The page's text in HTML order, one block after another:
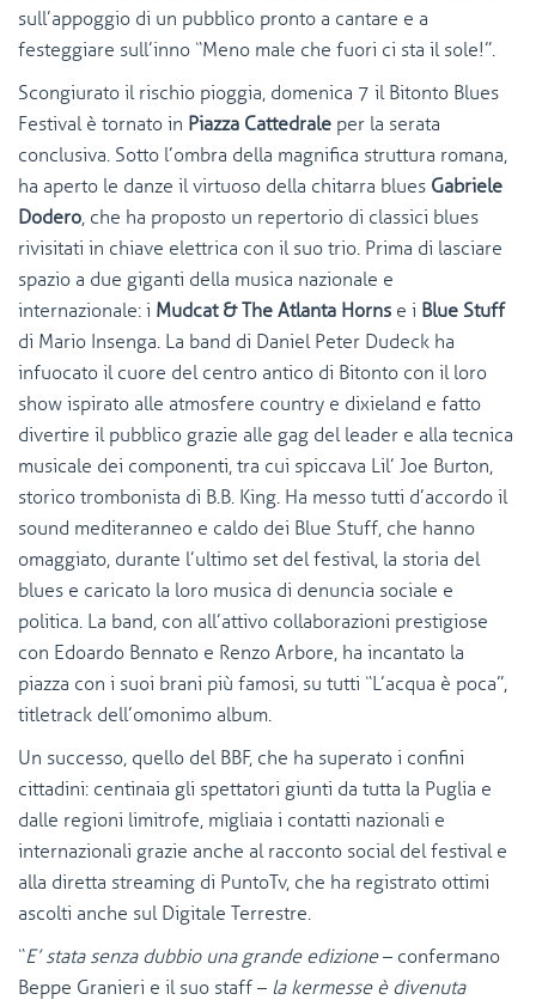
sull’appoggio di un pubblico pronto a cantare e a
festeggiare sull’inno “Meno male che fuori ci sta il sole!”.
Scongiurato il rischio pioggia, domenica 7 il Bitonto Blues
Festival è tornato in Piazza Cattedrale per la serata
conclusiva. Sotto l’ombra della magnifica struttura romana,
ha aperto le danze il virtuoso della chitarra blues Gabriele
Dodero, che ha proposto un repertorio di classici blues
rivisitati in chiave elettrica con il suo trio. Prima di lasciare
spazio a due giganti della musica nazionale e
internazionale: i Mudcat & The Atlanta Horns e i Blue Stuff
di Mario Insenga. La band di Daniel Peter Dudeck ha
infuocato il cuore del centro antico di Bitonto con il loro
show ispirato alle atmosfere country e dixieland e fatto
divertire il pubblico grazie alle gag del leader e alla tecnica
musicale dei componenti, tra cui spiccava Lil’ Joe Burton,
storico trombonista di B.B. King. Ha messo tutti d’accordo il
sound mediteranneo e caldo dei Blue Stuff, che hanno
omaggiato, durante l’ultimo set del festival, la storia del
blues e caricato la loro musica di denuncia sociale e
politica. La band, con all’attivo collaborazioni prestigiose
con Edoardo Bennato e Renzo Arbore, ha incantato la
piazza con i suoi brani più famosi, su tutti “L’acqua è poca”,
titletrack dell’omonimo album.
Un successo, quello del BBF, che ha superato i confini
cittadini: centinaia gli spettatori giunti da tutta la Puglia e
dalle regioni limitrofe, migliaia i contatti nazionali e
internazionali grazie anche al racconto social del festival e
alla diretta streaming di PuntoTv, che ha registrato ottimi
ascolti anche sul Digitale Terrestre.
“E’ stata senza dubbio una grande edizione– confermano
Beppe Granieri e il suo staff – la kermesse è divenuta